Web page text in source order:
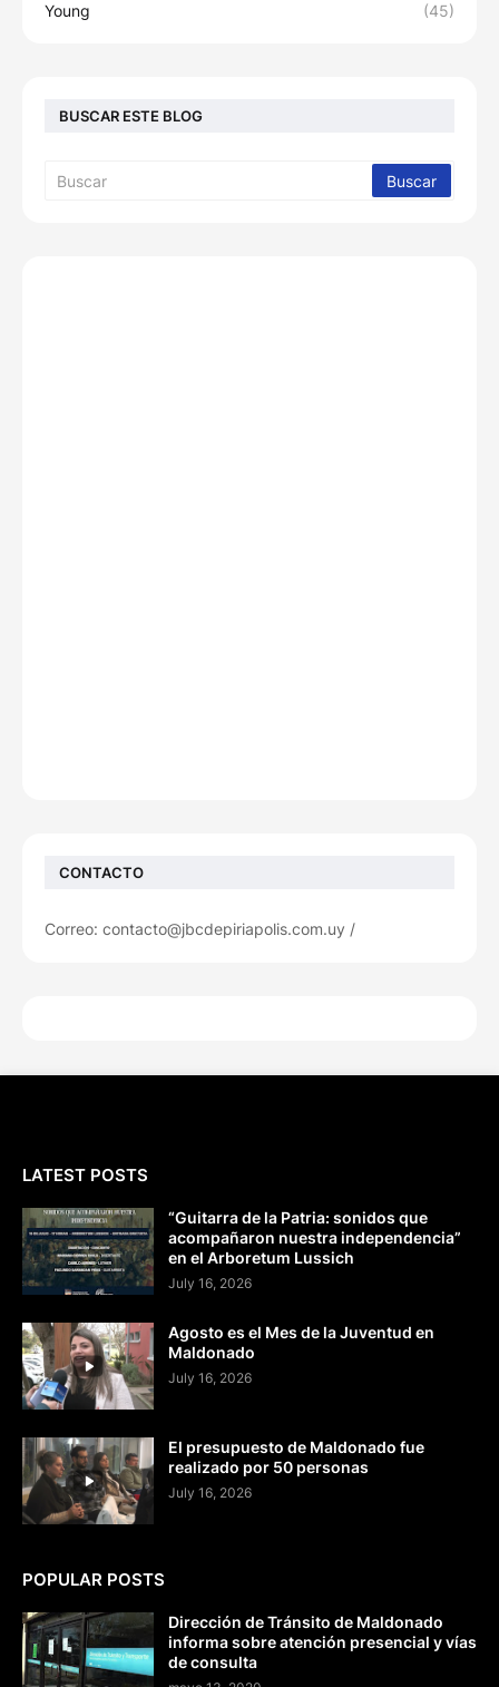
Young (45)
BUSCAR ESTE BLOG
CONTACTO
Correo: contacto@jbcdepiriapolis.com.uy /
LATEST POSTS
“Guitarra de la Patria: sonidos que
acompañaron nuestra independencia”
en el Arboretum Lussich
July 16, 2026
Agosto es el Mes de la Juventud en
Maldonado
July 16, 2026
El presupuesto de Maldonado fue
realizado por 50 personas
July 16, 2026
POPULAR POSTS
Dirección de Tránsito de Maldonado
informa sobre atención presencial y vías
de consulta